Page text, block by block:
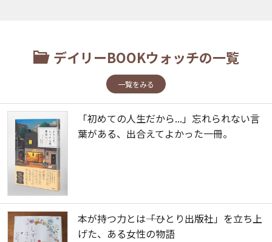
デイリーBOOKウォッチの一覧
一覧をみる
「初めての人生だから...」忘れられない言
葉がある、出合えてよかった一冊。
本が持つ力とは――「ひとり出版社」を立ち上
げた、ある女性の物語